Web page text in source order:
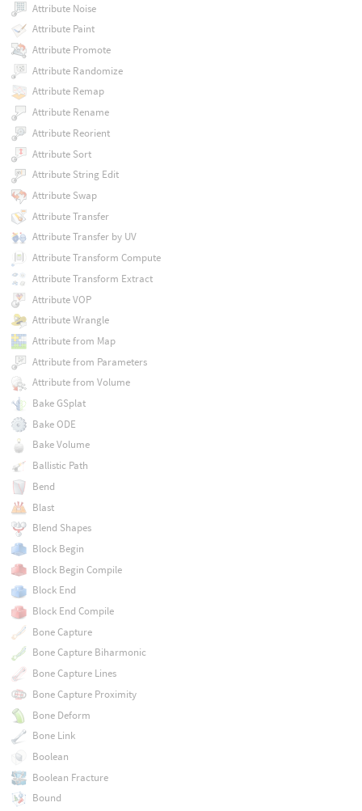
Attribute Noise
Attribute Paint
Attribute Promote
Attribute Randomize
Attribute Remap
Attribute Rename
Attribute Reorient
Attribute Sort
Attribute String Edit
Attribute Swap
Attribute Transfer
Attribute Transfer by UV
Attribute Transform Compute
Attribute Transform Extract
Attribute VOP
Attribute Wrangle
Attribute from Map
Attribute from Parameters
Attribute from Volume
Bake GSplat
Bake ODE
Bake Volume
Ballistic Path
Bend
Blast
Blend Shapes
Block Begin
Block Begin Compile
Block End
Block End Compile
Bone Capture
Bone Capture Biharmonic
Bone Capture Lines
Bone Capture Proximity
Bone Deform
Bone Link
Boolean
Boolean Fracture
Bound